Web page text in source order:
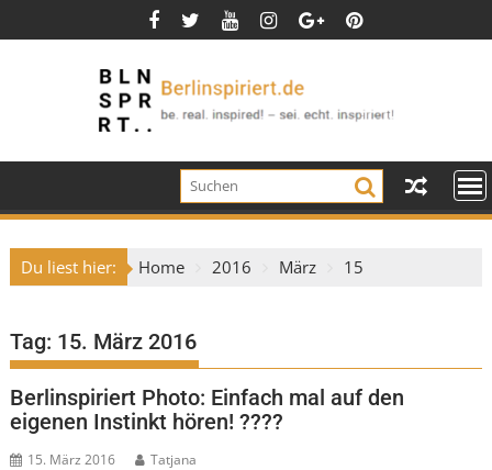
to
Du liest hier: Home 2016 März 15
Tag: 15. März 2016
Berlinspiriert Photo: Einfach mal auf den
eigenen Instinkt hören! ????
15. März 2016 Tatjana